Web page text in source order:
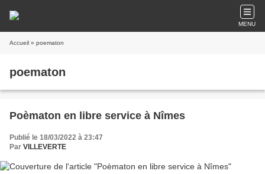
MENU
Accueil » poematon
poematon
Poèmaton en libre service à Nîmes
Publié le 18/03/2022 à 23:47
Par VILLEVERTE